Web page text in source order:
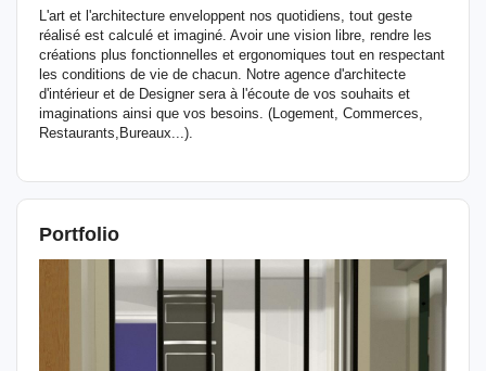
L'art et l'architecture enveloppent nos quotidiens, tout geste
réalisé est calculé et imaginé. Avoir une vision libre, rendre les
créations plus fonctionnelles et ergonomiques tout en respectant
les conditions de vie de chacun. Notre agence d'architecte
d'intérieur et de Designer sera à l'écoute de vos souhaits et
imaginations ainsi que vos besoins. (Logement, Commerces,
Restaurants,Bureaux...).
Portfolio